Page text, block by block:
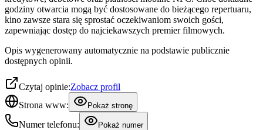
godziny otwarcia mogą być dostosowane do bieżącego repertuaru,
kino zawsze stara się sprostać oczekiwaniom swoich gości,
zapewniając dostęp do najciekawszych premier filmowych.
Opis wygenerowany automatycznie na podstawie publicznie
dostępnych opinii.
Czytaj opinie:Zobacz profil
Strona www:
Pokaż stronę
Numer telefonu: Pokaż numer